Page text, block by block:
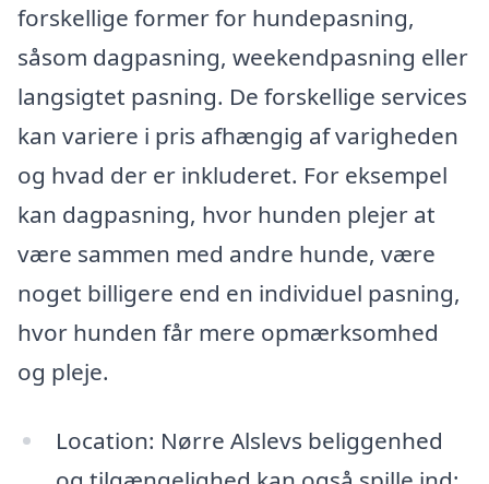
forskellige former for hundepasning,
såsom dagpasning, weekendpasning eller
langsigtet pasning. De forskellige services
kan variere i pris afhængig af varigheden
og hvad der er inkluderet. For eksempel
kan dagpasning, hvor hunden plejer at
være sammen med andre hunde, være
noget billigere end en individuel pasning,
hvor hunden får mere opmærksomhed
og pleje.
Location: Nørre Alslevs beliggenhed